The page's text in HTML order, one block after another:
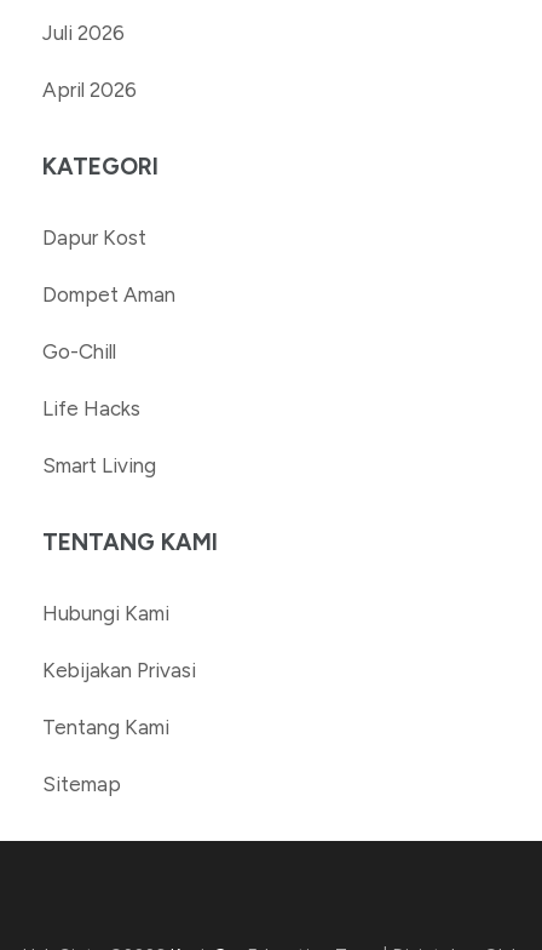
Juli 2026
April 2026
KATEGORI
Dapur Kost
Dompet Aman
Go-Chill
Life Hacks
Smart Living
TENTANG KAMI
Hubungi Kami
Kebijakan Privasi
Tentang Kami
Sitemap